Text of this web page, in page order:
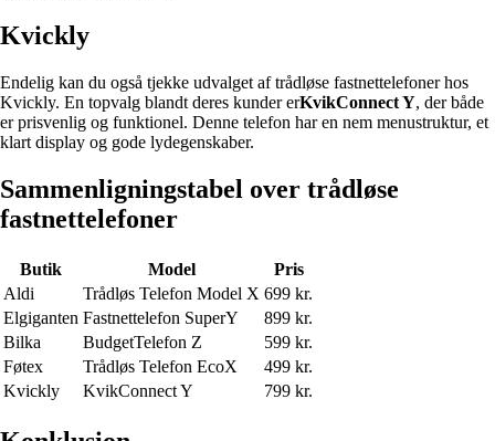
Kvickly
Endelig kan du også tjekke udvalget af trådløse fastnettelefoner hos
Kvickly. En topvalg blandt deres kunder erKvikConnect Y, der både
er prisvenlig og funktionel. Denne telefon har en nem menustruktur, et
klart display og gode lydegenskaber.
Sammenligningstabel over trådløse
fastnettelefoner
Butik Model
Pris
Aldi
Trådløs Telefon Model X 699 kr.
Elgiganten Fastnettelefon SuperY
899 kr.
Bilka
BudgetTelefon Z
599 kr.
Føtex
Trådløs Telefon EcoX
499 kr.
Kvickly
KvikConnect Y 799 kr.